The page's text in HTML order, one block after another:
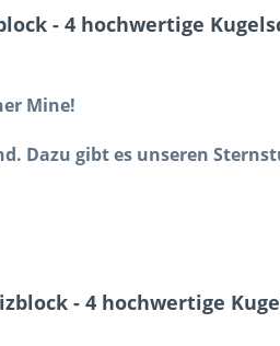
- 4 hochwertige
Mine!
Dazu gibt es unseren
- 4 hochwertige